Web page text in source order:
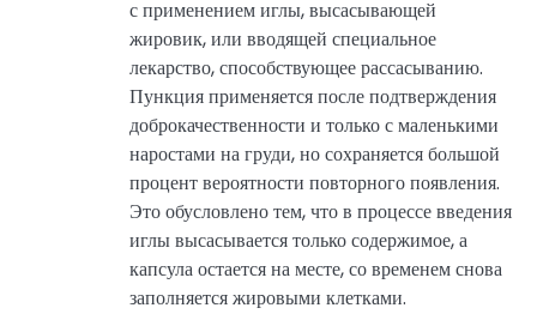
с применением иглы, высасывающей
жировик, или вводящей специальное
лекарство, способствующее рассасыванию.
Пункция применяется после подтверждения
доброкачественности и только с маленькими
наростами на груди, но сохраняется большой
процент вероятности повторного появления.
Это обусловлено тем, что в процессе введения
иглы высасывается только содержимое, а
капсула остается на месте, со временем снова
заполняется жировыми клетками.